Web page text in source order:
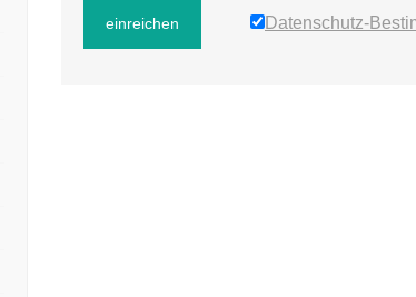
einreichen Datenschutz-